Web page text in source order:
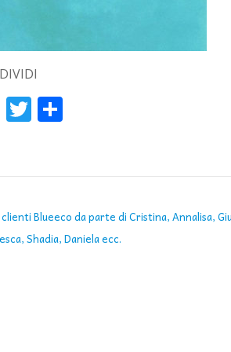
FacebookTwitter
Blueeco da parte di Cristina, Annalisa,
Shadia, Daniela ecc.